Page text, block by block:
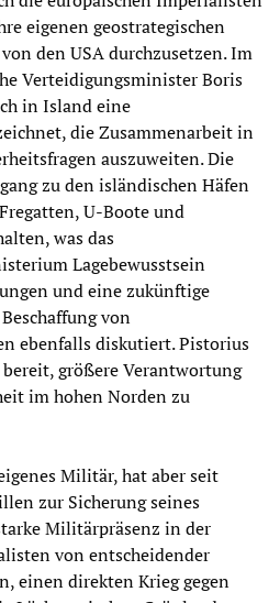
eigenen geostrategischen
den USA durchzusetzen. Im
Verteidigungsminister Boris
in Island eine
die Zusammenarbeit in
auszuweiten. Die
zu den isländischen Häfen
U-Boote und
was das
Lagebewusstsein
und eine zukünftige
von
ebenfalls diskutiert. Pistorius
größere Verantwortung
im hohen Norden zu
Militär, hat aber seit
zur Sicherung seines
Militärpräsenz in der
von entscheidender
einen direkten Krieg gegen